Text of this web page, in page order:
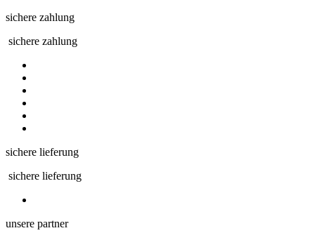
sichere zahlung
sichere zahlung
sichere lieferung
sichere lieferung
unsere partner